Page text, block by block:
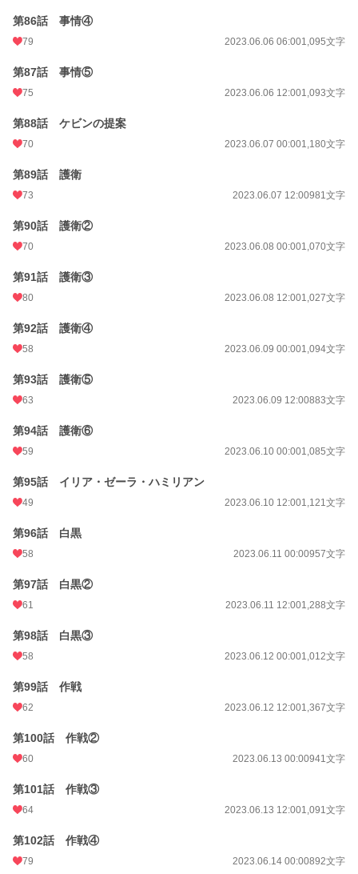
第86話 事情④
79 2023.06.06 06:001,095文字
第87話 事情⑤
75 2023.06.06 12:001,093文字
第88話 ケビンの提案
70 2023.06.07 00:001,180文字
第89話 護衛
73 2023.06.07 12:00981文字
第90話 護衛②
70 2023.06.08 00:001,070文字
第91話 護衛③
80 2023.06.08 12:001,027文字
第92話 護衛④
58 2023.06.09 00:001,094文字
第93話 護衛⑤
63 2023.06.09 12:00883文字
第94話 護衛⑥
59 2023.06.10 00:001,085文字
第95話 イリア・ゼーラ・ハミリアン
49 2023.06.10 12:001,121文字
第96話 白黒
58 2023.06.11 00:00957文字
第97話 白黒②
61 2023.06.11 12:001,288文字
第98話 白黒③
58 2023.06.12 00:001,012文字
第99話 作戦
62 2023.06.12 12:001,367文字
第100話 作戦②
60 2023.06.13 00:00941文字
第101話 作戦③
64 2023.06.13 12:001,091文字
第102話 作戦④
79 2023.06.14 00:00892文字